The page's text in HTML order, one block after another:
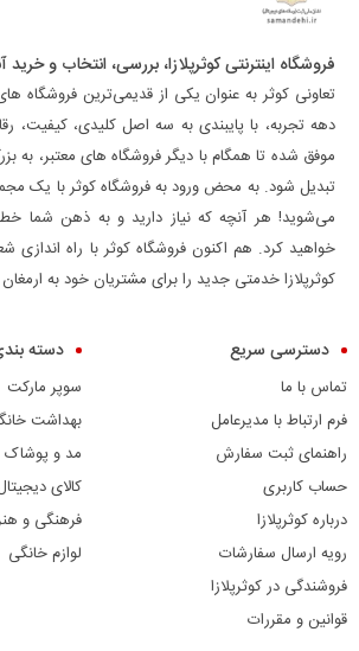
فروشگاه اینترنتی کوثرپلازا، بررسی، انتخاب و خرید
تعاونی کوثر به عنوان یکی از قدیمی‌ترین فروشگاه
دهه تجربه، با پایبندی به سه اصل کلیدی، کیفیت،
موفق شده تا همگام با دیگر فروشگاه های معتبر، به
تبدیل شود. به محض ورود به فروشگاه کوثر با یک
می‌شوید! هر آنچه که نیاز دارید و به ذهن شما
خواهید کرد. هم اکنون فروشگاه کوثر با راه اندازی
کوثرپلازا خدمتی جدید را برای مشتریان خود به
دسترسی سریع
تماس با ما
فرم ارتباط با مدیرعامل
راهنمای ثبت سفارش
حساب کاربری
درباره کوثرپلازا
رویه ارسال سفارشات
فروشندگی در کوثرپلازا
قوانین و مقررات
دسته
سوپر مارکت
بهداشت
مد و پوشاک
کالای
فرهنگی و
لوازم خانگی